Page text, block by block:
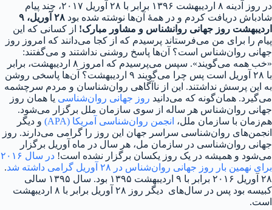
در روز آدینه ۸ اردیبهشت ۱۳۹۶ برابر با ۲۸ آوریل ۲۰۱۷، چند پیام
شادباش دریافت کردم و در همهٔ آن‌ها نوشته شده بود
۲۸ آوریل، ۹
اردیبهشت روز جهانی روانشناس و مشاور مبارک! از کسانی که این
پیام را برای من می‌فرستاند پرسیدم که از کجا می‌دانند که امروز روز
جهانی روان‌شناس است؟ آن‌ها پاسخ روشنی نداشتند و می‌گفتند:
«خب همه می‌گویند». سپس می‌پرسیدم که امروز ۸ اردیبهشت، برابر
با ۲۸ آوریل است پس چرا می‌گویند ۹ اردیبهشت؟ آن‌ها پاسخی روشن
به این پرسش نداشتند. این از ناآگاهی روان‌شناسان و مردم سرچشمه
می‌گیرد. همان‌گونه که می‌دانید روز جهانی روان‌شناسی یا همان روز
جهانی روان‌شناس هر ساله از سوی سازمان ملل برگزار می‌شود.
هم‌زمان با سازمان ملل، انجمن روان‌شناسی آمریکا (APA)
و دیگر
انجمن‌های روان‌شناسی سراسر جهان این روز را گرامی می‌دارند. روز
جهانی روان‌شناسی در سازمان مل، هر سال در ماه آوریل برگزار
می‌شود و همیشه در یک روز یکسان برگزار نشده است!
در سال ۲۰۱۶
برای نهمین بار روز جهانی روان‌شناس در ۲۸ آوریل گرامی داشته شد
.
۲۸ آوریل ۲۰۱۶ برابر با ۹ اردیبهشت ۱۳۹۵ بود. سال ۱۳۹۵ سالی
کبیسه بود پس در سال‌های دیگر روز ۲۸ آوریل برابر با ۸ اردیبهشت
است.